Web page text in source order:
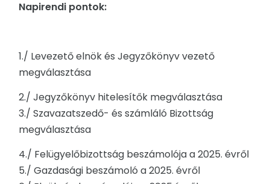
Napirendi pontok:
1./ Levezető elnök és Jegyzőkönyv vezető
megválasztása
2./ Jegyzőkönyv hitelesítők megválasztása
3./ Szavazatszedő- és számláló Bizottság
megválasztása
4./ Felügyelőbizottság beszámolója a 2025. évről
5./ Gazdasági beszámoló a 2025. évről